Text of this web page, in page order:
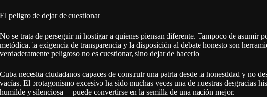
El peligro de dejar de cuestionar
No se trata de perseguir ni hostigar a quienes piensan diferente. Tampoco de asumir
metódica, la exigencia de transparencia y la disposición al debate honesto son
verdaderamente peligroso no es cuestionar, sino dejar de hacerlo.
Cuba necesita ciudadanos capaces de construir una patria desde la honestidad y no
vacías. El protagonismo excesivo ha sido muchas veces una de nuestras desgracias
humilde y silenciosa— puede convertirse en la semilla de una nación mejor.